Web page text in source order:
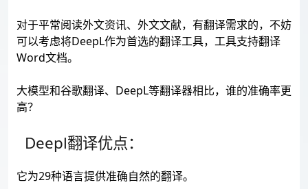
对于平常阅读外文资讯、外文文献，有翻译需求的，不妨
可以考虑将DeepL作为首选的翻译工具，工具支持翻译
Word文档。
大模型和谷歌翻译、DeepL等翻译器相比，谁的准确率更
高？
Deepl翻译优点：
它为29种语言提供准确自然的翻译。